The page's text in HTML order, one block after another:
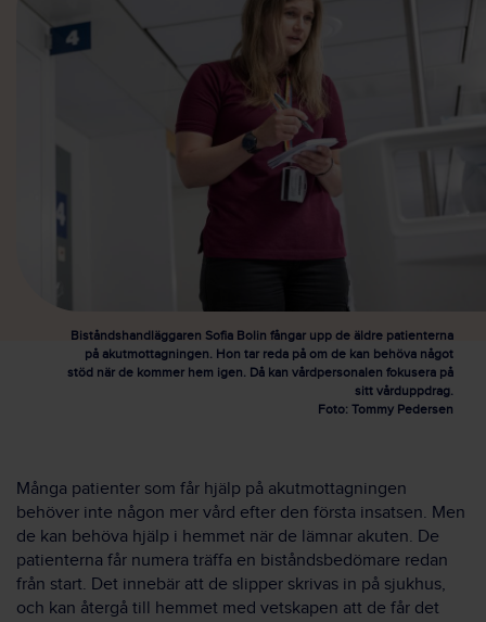
Biståndshandläggaren Sofia Bolin fångar upp de äldre patienterna
på akutmottagningen. Hon tar reda på om de kan behöva något
stöd när de kommer hem igen. Då kan vårdpersonalen fokusera på
sitt vårduppdrag.
Foto: Tommy Pedersen
Många patienter som får hjälp på akutmottagningen
behöver inte någon mer vård efter den första insatsen. Men
de kan behöva hjälp i hemmet när de lämnar akuten. De
patienterna får numera träffa en biståndsbedömare redan
från start. Det innebär att de slipper skrivas in på sjukhus,
och kan återgå till hemmet med vetskapen att de får det